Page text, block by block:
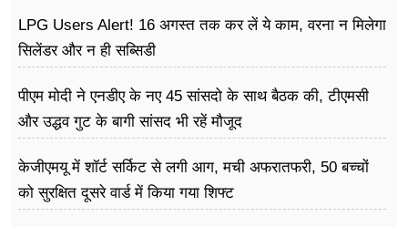
LPG Users Alert! 16 अगस्त तक कर लें ये काम, वरना न मिलेगा
सिलेंडर और न ही सब्सिडी
पीएम मोदी ने एनडीए के नए 45 सांसदो के साथ बैठक की, टीएमसी
और उद्धव गुट के बागी सांसद भी रहें मौजूद
केजीएमयू में शॉर्ट सर्किट से लगी आग, मची अफरातफरी, 50 बच्चों
को सुरक्षित दूसरे वार्ड में किया गया शिफ्ट